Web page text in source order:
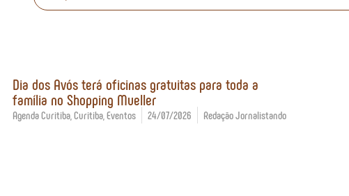
Dia dos Avós terá oficinas gratuitas para toda a
família no Shopping Mueller
Agenda Curitiba, Curitiba, Eventos 24/07/2026 Redação Jornalistando